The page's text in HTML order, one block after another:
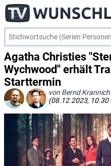
Agatha Christies
Wychwood" erhält
Starttermin
von Bernd Krannich
(08.12.2023, 10.30